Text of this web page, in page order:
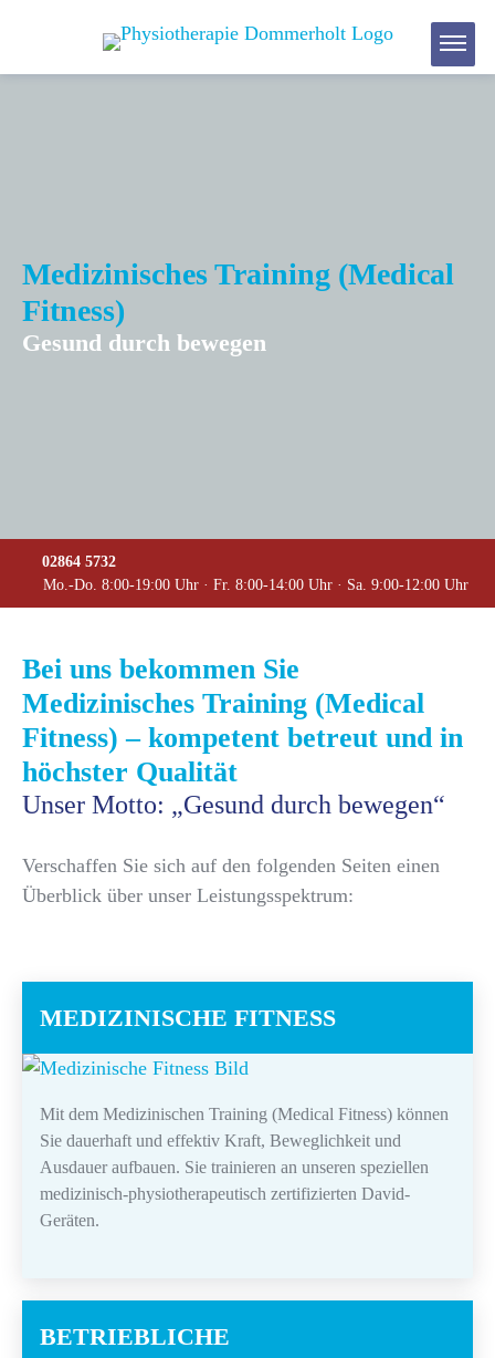
Medizinisches Training (Medical
Fitness)
Gesund durch bewegen
02864 5732
Mo.-Do. 8:00-19:00 Uhr · Fr. 8:00-14:00 Uhr · Sa. 9:00-12:00 Uhr
Bei uns bekommen Sie
Medizinisches Training (Medical
Fitness) – kompetent betreut und in
höchster Qualität
Unser Motto: „Gesund durch bewegen“
Verschaffen Sie sich auf den folgenden Seiten einen
Überblick über unser Leistungsspektrum:
MEDIZINISCHE FITNESS
Mit dem Medizinischen Training (Medical Fitness) können
Sie dauerhaft und effektiv Kraft, Beweglichkeit und
Ausdauer aufbauen. Sie trainieren an unseren speziellen
medizinisch-physiotherapeutisch zertifizierten David-
Geräten.
BETRIEBLICHE